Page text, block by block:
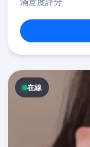
在線